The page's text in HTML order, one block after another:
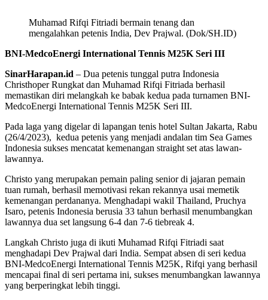
Muhamad Rifqi Fitriadi bermain tenang dan
mengalahkan petenis India, Dev Prajwal. (Dok/SH.ID)
BNI-MedcoEnergi International Tennis M25K Seri III
SinarHarapan.id – Dua petenis tunggal putra Indonesia
Christhoper Rungkat dan Muhamad Rifqi Fitriada berhasil
memastikan diri melangkah ke babak kedua pada turnamen BNI-
MedcoEnergi International Tennis M25K Seri III.
Pada laga yang digelar di lapangan tenis hotel Sultan Jakarta, Rabu
(26/4/2023), kedua petenis yang menjadi andalan tim Sea Games
Indonesia sukses mencatat kemenangan straight set atas lawan-
lawannya.
Christo yang merupakan pemain paling senior di jajaran pemain
tuan rumah, berhasil memotivasi rekan rekannya usai memetik
kemenangan perdananya. Menghadapi wakil Thailand, Pruchya
Isaro, petenis Indonesia berusia 33 tahun berhasil menumbangkan
lawannya dua set langsung 6-4 dan 7-6 tiebreak 4.
Langkah Christo juga di ikuti Muhamad Rifqi Fitriadi saat
menghadapi Dev Prajwal dari India. Sempat absen di seri kedua
BNI-MedcoEnergi International Tennis M25K, Rifqi yang berhasil
mencapai final di seri pertama ini, sukses menumbangkan lawannya
yang berperingkat lebih tinggi.